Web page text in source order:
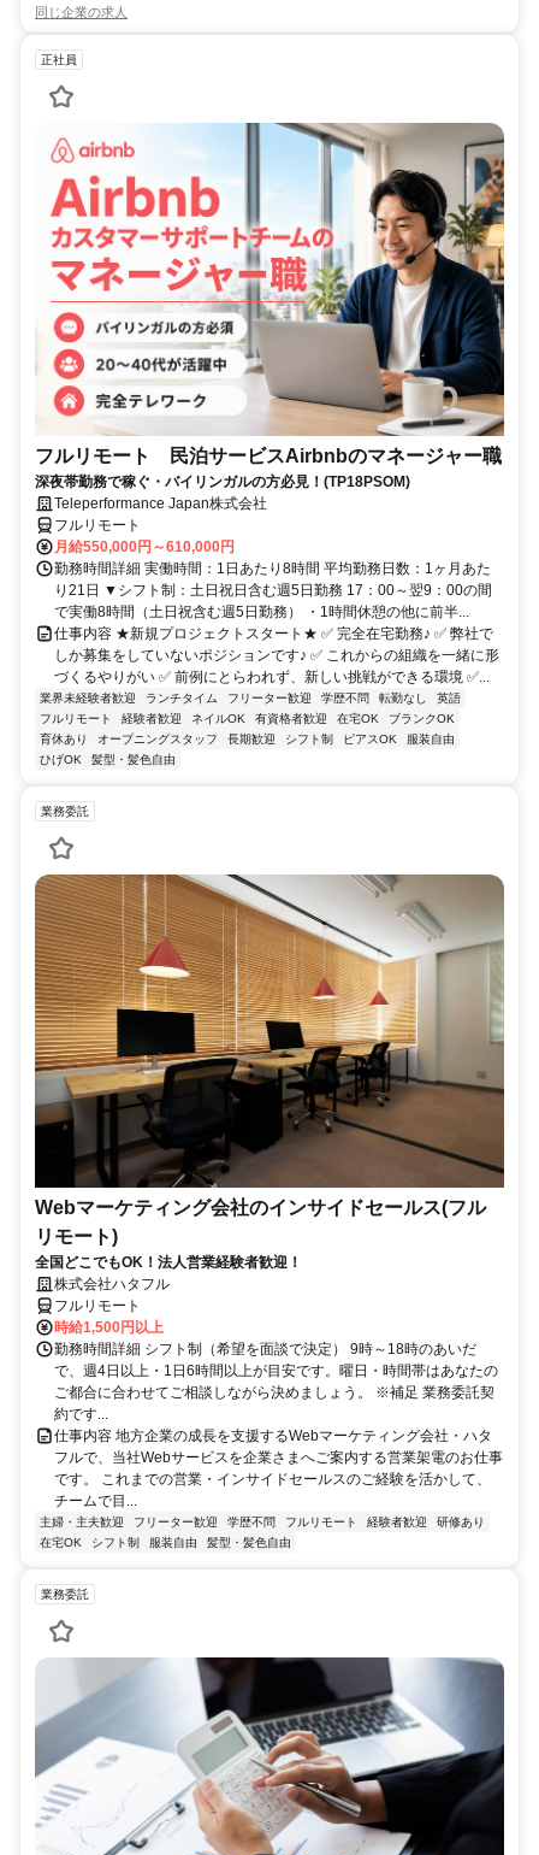
同じ企業の求人
正社員
フルリモート 民泊サービスAirbnbのマネージャー職
深夜帯勤務で稼ぐ・バイリンガルの方必見！(TP18PSOM)
Teleperformance Japan株式会社
フルリモート
月給550,000円～610,000円
勤務時間詳細 実働時間：1日あたり8時間 平均勤務日数：1ヶ月あた
り21日 ▼シフト制：土日祝日含む週5日勤務 17：00～翌9：00の間
で実働8時間（土日祝含む週5日勤務） ・1時間休憩の他に前半...
仕事内容 ★新規プロジェクトスタート★ ✅ 完全在宅勤務♪ ✅ 弊社で
しか募集をしていないポジションです♪ ✅ これからの組織を一緒に形
づくるやりがい ✅ 前例にとらわれず、新しい挑戦ができる環境 ✅...
業界未経験者歓迎 ランチタイム フリーター歓迎 学歴不問 転勤なし
英語
フルリモート
経験者歓迎 ネイルOK 有資格者歓迎 在宅OK
ブランクOK
育休あり
オープニングスタッフ 長期歓迎 シフト制 ピアスOK
服装自由
ひげOK
髪型・髪色自由
業務委託
Webマーケティング会社のインサイドセールス(フル
リモート)
全国どこでもOK！法人営業経験者歓迎！
株式会社ハタフル
フルリモート
時給1,500円以上
勤務時間詳細 シフト制（希望を面談で決定） 9時～18時のあいだ
で、週4日以上・1日6時間以上が目安です。曜日・時間帯はあなたの
ご都合に合わせてご相談しながら決めましょう。 ※補足 業務委託契
約です...
仕事内容 地方企業の成長を支援するWebマーケティング会社・ハタ
フルで、当社Webサービスを企業さまへご案内する営業架電のお仕事
です。 これまでの営業・インサイドセールスのご経験を活かして、
チームで目...
主婦・主夫歓迎 フリーター歓迎 学歴不問 フルリモート 経験者歓迎
研修あり
在宅OK
シフト制 服装自由 髪型・髪色自由
業務委託